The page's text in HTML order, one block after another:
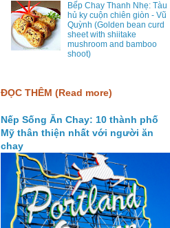
Bếp Chay Thanh Nhẹ: Tàu
hủ ky cuộn chiên giòn - Vũ
Quỳnh (Golden bean curd
sheet with shiitake
mushroom and bamboo
shoot)
ĐỌC THÊM (Read more)
Nếp Sống Ăn Chay: 10 thành phố
Mỹ thân thiện nhất với người ăn
chay